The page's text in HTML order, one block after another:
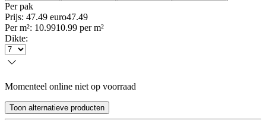
Per pak
Prijs: 47.49 euro47.49
Per m²: 10.9910.99 per m²
Dikte:
Momenteel online niet op voorraad
Toon alternatieve producten